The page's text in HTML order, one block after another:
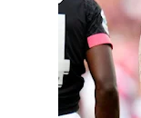
Alberto Flores,
jugador del
El Granada